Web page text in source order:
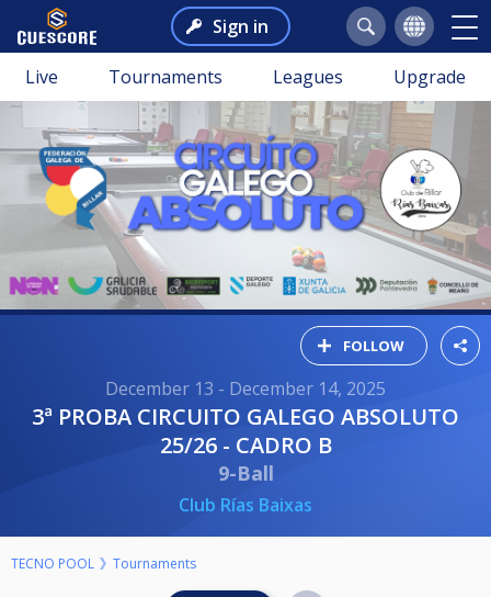
Sign in
Live Tournaments Leagues Upgrade
FOLLOW
December 13 - December 14, 2025
3ª PROBA CIRCUITO GALEGO ABSOLUTO
25/26 - CADRO B
9-Ball
Club Rías Baixas
TECNO POOL Tournaments